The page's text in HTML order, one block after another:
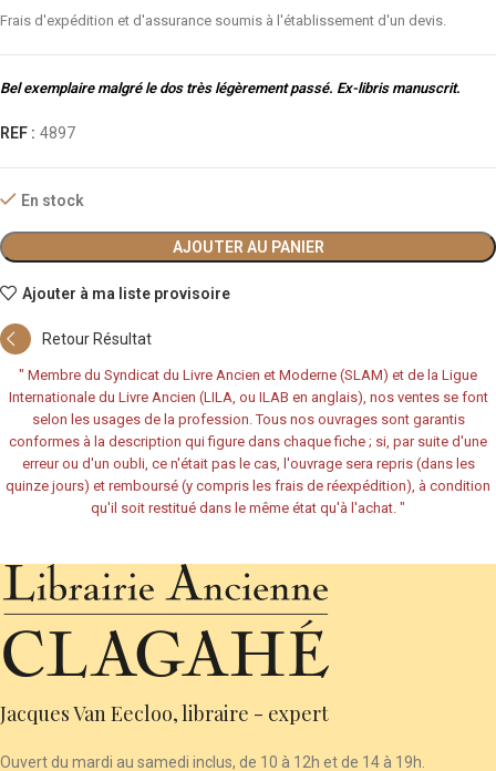
Frais d'expédition et d'assurance soumis à l'établissement d'un devis.
Bel exemplaire malgré le dos très légèrement passé. Ex-libris manuscrit.
REF : 4897
En stock
AJOUTER AU PANIER
Ajouter à ma liste provisoire
Retour Résultat
" Membre du Syndicat du Livre Ancien et Moderne (SLAM) et de la Ligue
Internationale du Livre Ancien (LILA, ou ILAB en anglais), nos ventes se font
selon les usages de la profession. Tous nos ouvrages sont garantis
conformes à la description qui figure dans chaque fiche ; si, par suite d'une
erreur ou d'un oubli, ce n'était pas le cas, l'ouvrage sera repris (dans les
quinze jours) et remboursé (y compris les frais de réexpédition), à condition
qu'il soit restitué dans le même état qu'à l'achat. "
Jacques Van Eecloo, libraire - expert
Ouvert du mardi au samedi inclus, de 10 à 12h et de 14 à 19h.